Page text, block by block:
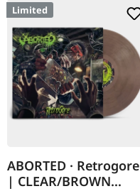
Limited
ABORTED · Retrogore
| CLEAR/BROWN